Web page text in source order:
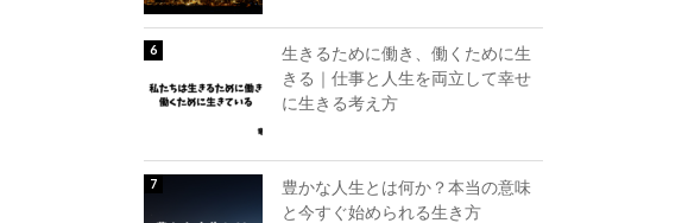
生きるために働き、働くために生
きる｜仕事と人生を両立して幸せ
に生きる考え方
豊かな人生とは何か？本当の意味
と今すぐ始められる生き方